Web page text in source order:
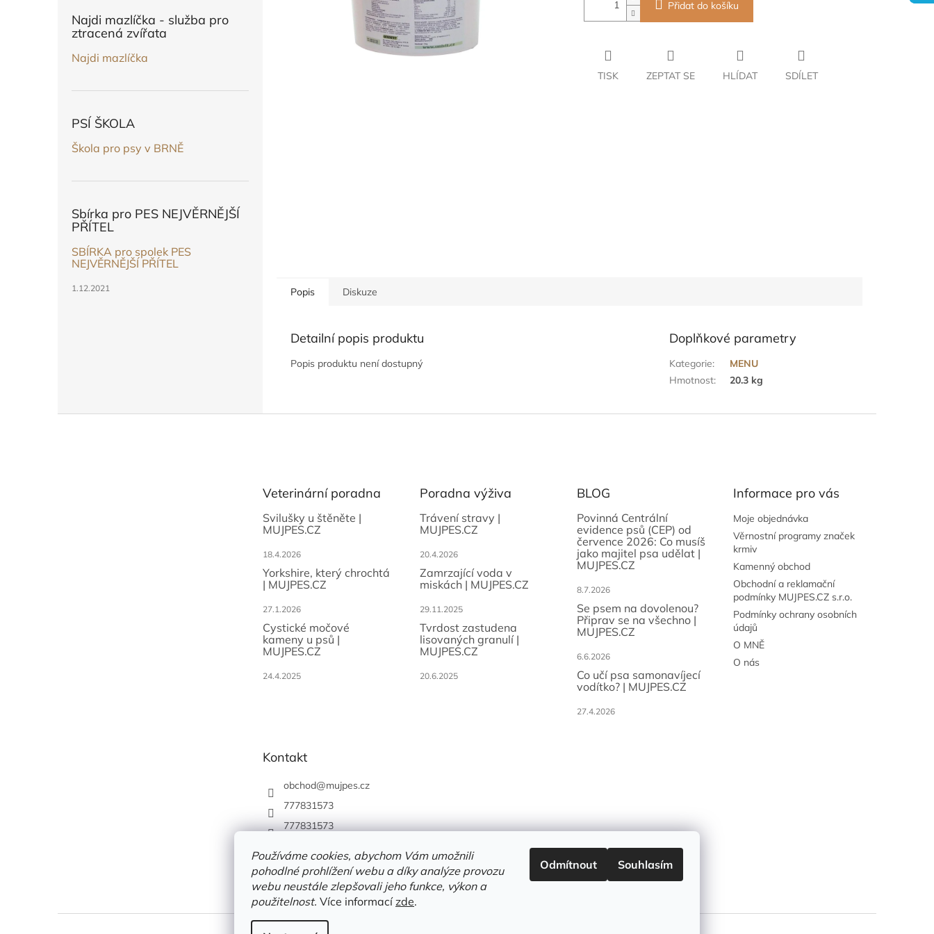
Používáme cookies, abychom Vám umožnili
pohodlné prohlížení webu a díky analýze provozu
webu neustále zlepšovali jeho funkce, výkon a
použitelnost. Více informacízde.
Odmítnout Souhlasím
Najdi mazlíčka - služba pro
ztracená zvířata
Najdi mazlíčka
PSÍ ŠKOLA
Škola pro psy v BRNĚ
Sbírka pro PES NEJVĚRNĚJŠÍ
PŘÍTEL
SBÍRKA pro spolek PES
NEJVĚRNĚJŠÍ PŘÍTEL
1.12.2021
Přidat do košíku
TISK ZEPTAT SE HLÍDAT SDÍLET
Popis Diskuze
Detailní popis produktu
Popis produktu není dostupný
Doplňkové parametry
Kategorie:
MENU
Hmotnost: 20.3 kg
Veterinární poradna
Svilušky u štěněte |
MUJPES.CZ
18.4.2026
Yorkshire, který chrochtá
| MUJPES.CZ
27.1.2026
Cystické močové
kameny u psů |
MUJPES.CZ
24.4.2025
Poradna výživa
Trávení stravy |
MUJPES.CZ
20.4.2026
Zamrzající voda v
miskách | MUJPES.CZ
29.11.2025
Tvrdost zastudena
lisovaných granulí |
MUJPES.CZ
20.6.2025
BLOG
Povinná Centrální
evidence psů (CEP) od
července 2026: Co musíš
jako majitel psa udělat |
MUJPES.CZ
8.7.2026
Se psem na dovolenou?
Připrav se na všechno |
MUJPES.CZ
6.6.2026
Co učí psa samonavíjecí
vodítko? | MUJPES.CZ
27.4.2026
Informace pro vás
Moje objednávka
Věrnostní programy značek
krmiv
Kamenný obchod
Obchodní a reklamační
podmínky MUJPES.CZ s.r.o.
Podmínky ochrany osobních
údajů
O MNĚ
O nás
Kontakt
obchod@mujpes.cz
777831573
777831573